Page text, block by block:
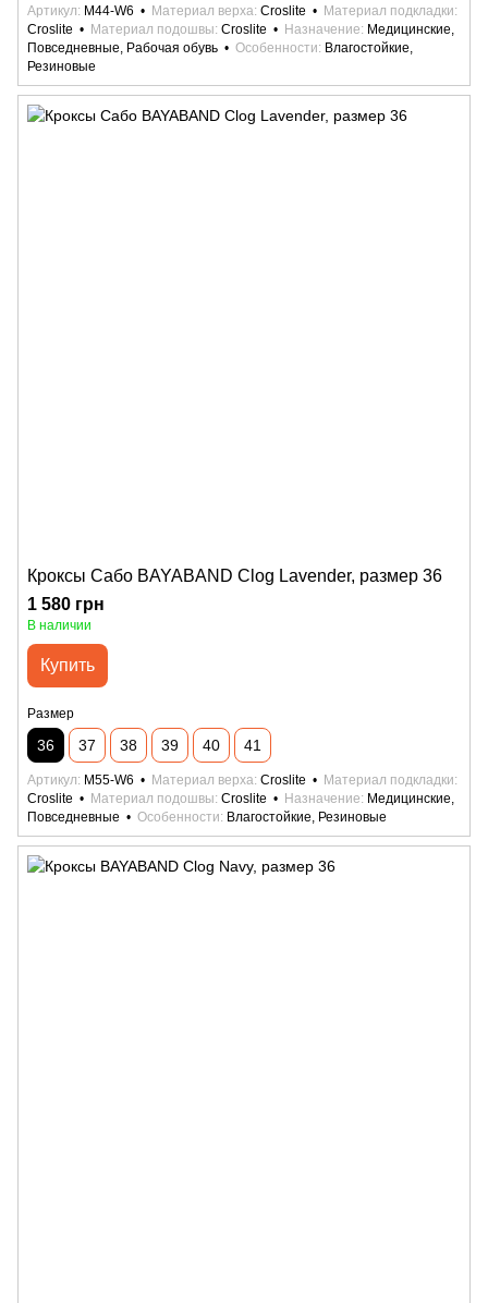
Артикул M44-W6 Материал верха Croslite
Материал подкладки
Croslite
Материал подошвы Croslite Назначение
Медицинские,
Повседневные, Рабочая обувь
Особенности
Влагостойкие,
Резиновые
Кроксы Сабо BAYABAND Clog Lavender, размер 36
1 580 грн
В наличии
Купить
Размер
36 37 38 39 40 41
Артикул M55-W6 Материал верха Croslite
Материал подкладки
Croslite
Материал подошвы Croslite Назначение
Медицинские,
Повседневные
Особенности Влагостойкие, Резиновые